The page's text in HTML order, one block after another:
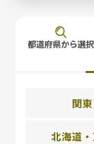
都道府県から選択
関東
北海道